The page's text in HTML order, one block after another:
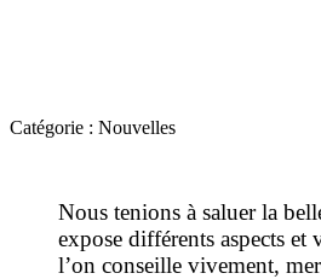
Catégorie : Nouvelles
Nous tenions à saluer la
expose différents aspects
l’on conseille vivement,